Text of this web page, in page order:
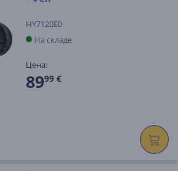
HY7120E0
На складе
Цена:
8999 €